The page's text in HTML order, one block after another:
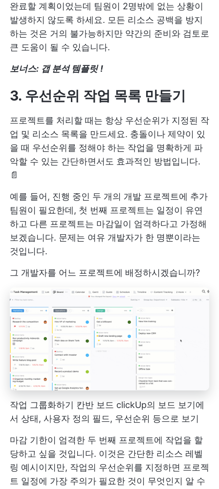
완료할 계획이었는데 팀원이 2명밖에 없는 상황이
발생하지 않도록 하세요. 모든 리소스 공백을 방지
하는 것은 거의 불가능하지만 약간의 준비와 검토로
큰 도움이 될 수 있습니다.
보너스: 갭 분석 템플릿 !
3. 우선순위 작업 목록 만들기
프로젝트를 처리할 때는 항상 우선순위가 지정된 작
업 및 리소스 목록을 만드세요. 충돌이나 제약이 있
을 때 우선순위를 정해야 하는 작업을 명확하게 파
악할 수 있는 간단하면서도 효과적인 방법입니다.
📄
예를 들어, 진행 중인 두 개의 개발 프로젝트에 추가
팀원이 필요한데, 첫 번째 프로젝트는 일정이 유연
하고 다른 프로젝트는 마감일이 엄격하다고 가정해
보겠습니다. 문제는 여유 개발자가 한 명뿐이라는
것입니다.
그 개발자를 어느 프로젝트에 배정하시겠습니까?
작업 그룹화하기 칸반 보드 clickUp의 보드 보기에
서 상태, 사용자 정의 필드, 우선순위 등으로 보기
마감 기한이 엄격한 두 번째 프로젝트에 작업을 할
당하고 싶을 것입니다. 이것은 간단한 리소스 레벨
링 예시이지만, 작업의 우선순위를 지정하면 프로젝
트 일정에 가장 주의가 필요한 것이 무엇인지 알 수